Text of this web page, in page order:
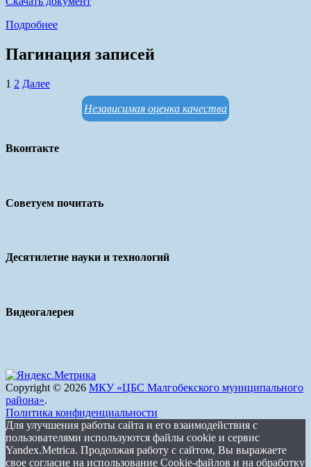
Подробнее
Пагинация записей
1 2 Далее
Независимая оценка качества
Вконтакте
Советуем почитать
Десятилетие науки и технологий
Видеогалерея
Copyright © 2026 МКУ «ЦБС Малгобекского муниципального
района».
Политика конфиденциальности
Для улучшения работы сайта и его взаимодействия с
пользователями используются файлы cookie и сервис
Yandex.Metrica. Продолжая работу с сайтом, Вы выражаете
свое согласие на использование Cookie-файлов и на обработку